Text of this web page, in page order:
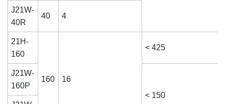
J21W-
40R
40 4
21H-
160
160 16
< 425
J21W-
160P
< 150